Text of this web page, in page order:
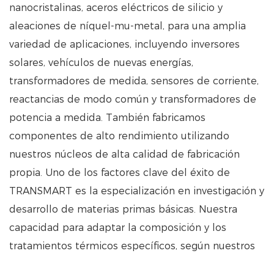
nanocristalinas, aceros eléctricos de silicio y
aleaciones de níquel-mu-metal, para una amplia
variedad de aplicaciones, incluyendo inversores
solares, vehículos de nuevas energías,
transformadores de medida, sensores de corriente,
reactancias de modo común y transformadores de
potencia a medida. También fabricamos
componentes de alto rendimiento utilizando
nuestros núcleos de alta calidad de fabricación
propia. Uno de los factores clave del éxito de
TRANSMART es la especialización en investigación y
desarrollo de materias primas básicas. Nuestra
capacidad para adaptar la composición y los
tratamientos térmicos específicos, según nuestros